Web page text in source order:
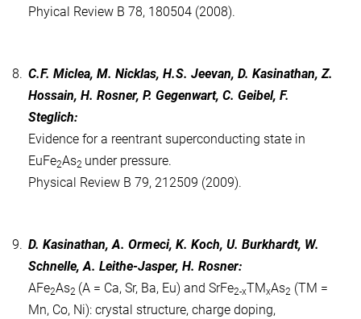
Phyical Review B 78, 180504 (2008).
8. C.F. Miclea, M. Nicklas, H.S. Jeevan, D. Kasinathan, Z.
Hossain, H. Rosner, P. Gegenwart, C. Geibel, F.
Steglich:
Evidence for a reentrant superconducting state in
EuFe2As2 under pressure.
Physical Review B 79, 212509 (2009).
9. D. Kasinathan, A. Ormeci, K. Koch, U. Burkhardt, W.
Schnelle, A. Leithe-Jasper, H. Rosner:
AFe2As2 (A = Ca, Sr, Ba, Eu) and SrFe2-xTMxAs2 (TM =
Mn, Co, Ni): crystal structure, charge doping,